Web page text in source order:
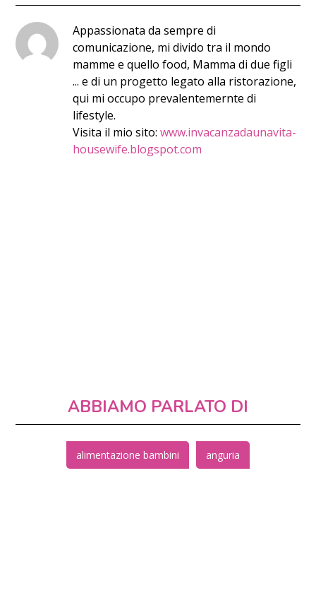
Appassionata da sempre di
comunicazione, mi divido tra il mondo
mamme e quello food, Mamma di due figli
... e di un progetto legato alla ristorazione,
qui mi occupo prevalentemernte di
lifestyle.
Visita il mio sito:www.invacanzadaunavita-
housewife.blogspot.com
ABBIAMO PARLATO DI
alimentazione bambini anguria